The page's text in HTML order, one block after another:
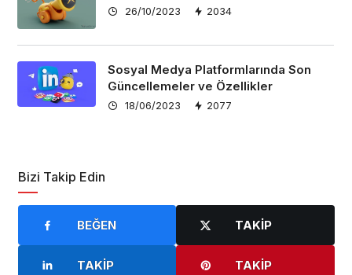
26/10/2023 2034
Sosyal Medya Platformlarında Son
Güncellemeler ve Özellikler
18/06/2023 2077
Bizi Takip Edin
BEĞEN TAKIP
TAKIP TAKIP